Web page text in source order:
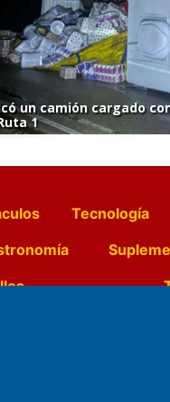
un camión cargado
1
Tecnología